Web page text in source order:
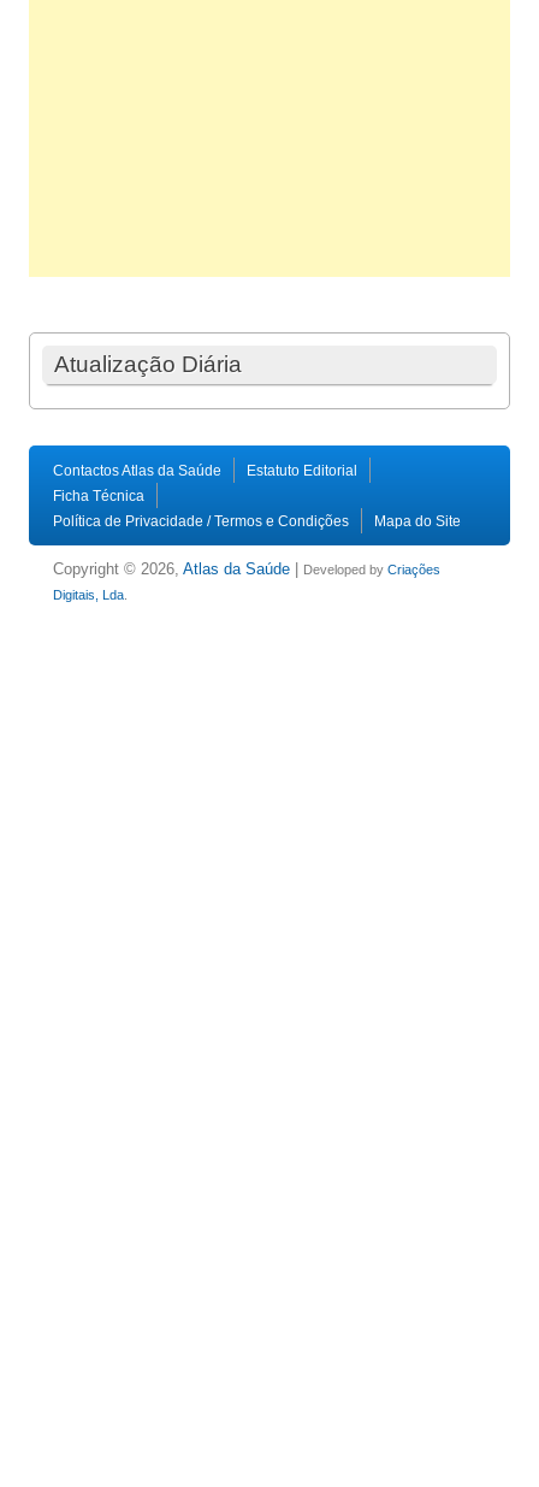
Atualização Diária
Contactos Atlas da Saúde
Estatuto Editorial
Ficha Técnica
Política de Privacidade / Termos e Condições
Mapa do Site
Copyright © 2026, Atlas da Saúde Developed by Criações
Digitais, Lda